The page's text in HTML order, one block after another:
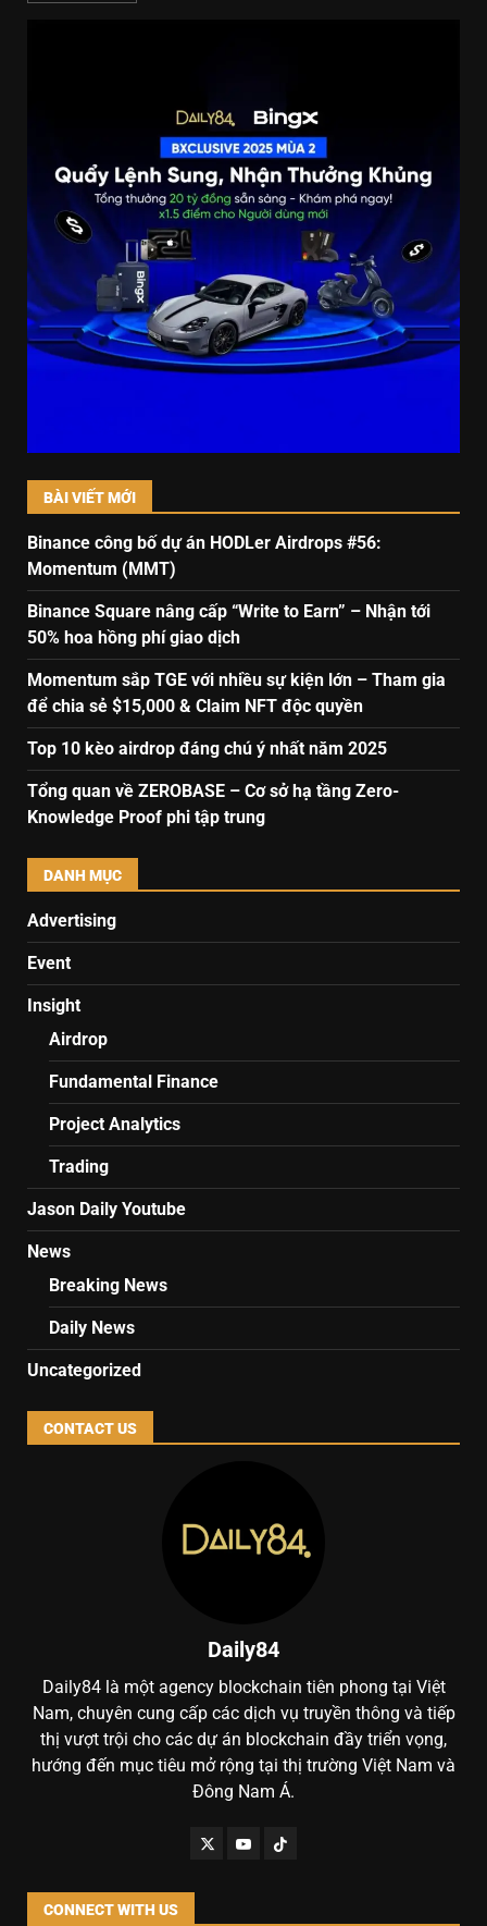
BÀI VIẾT MỚI
Binance công bố dự án HODLer Airdrops #56:
Momentum (MMT)
Binance Square nâng cấp “Write to Earn” – Nhận tới
50% hoa hồng phí giao dịch
Momentum sắp TGE với nhiều sự kiện lớn – Tham gia
để chia sẻ $15,000 & Claim NFT độc quyền
Top 10 kèo airdrop đáng chú ý nhất năm 2025
Tổng quan về ZEROBASE – Cơ sở hạ tầng Zero-
Knowledge Proof phi tập trung
DANH MỤC
Advertising
Event
Insight
Airdrop
Fundamental Finance
Project Analytics
Trading
Jason Daily Youtube
News
Breaking News
Daily News
Uncategorized
CONTACT US
Daily84
Daily84 là một agency blockchain tiên phong tại Việt
Nam, chuyên cung cấp các dịch vụ truyền thông và tiếp
thị vượt trội cho các dự án blockchain đầy triển vọng,
hướng đến mục tiêu mở rộng tại thị trường Việt Nam và
Đông Nam Á.
CONNECT WITH US